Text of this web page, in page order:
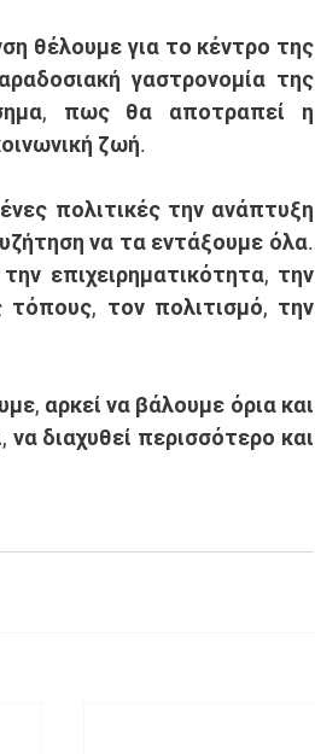
θέλουμε για το κέντρο της
γαστρονομία της
πως θα αποτραπεί η
ζωή.
πολιτικές την ανάπτυξη
να τα εντάξουμε όλα.
επιχειρηματικότητα, την
τόπους, τον πολιτισμό, την
αρκεί να βάλουμε όρια και
διαχυθεί περισσότερο και